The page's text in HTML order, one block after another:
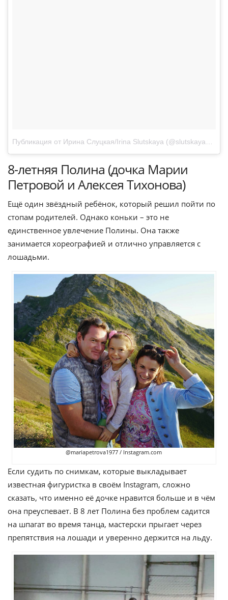
Публикация от Ирина Слуцкая/Irina Slutskaya (@slutskayaofficial)
8-летняя Полина (дочка Марии
Петровой и Алексея Тихонова)
Ещё один звёздный ребёнок, который решил пойти по
стопам родителей. Однако коньки – это не
единственное увлечение Полины. Она также
занимается хореографией и отлично управляется с
лошадьми.
@mariapetrova1977 / Instagram.com
Если судить по снимкам, которые выкладывает
известная фигуристка в своём Instagram, сложно
сказать, что именно её дочке нравится больше и в чём
она преуспевает. В 8 лет Полина без проблем садится
на шпагат во время танца, мастерски прыгает через
препятствия на лошади и уверенно держится на льду.